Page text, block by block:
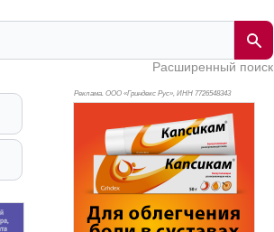
Расширенный поиск
Реклама. ООО «Гриндекс Рус», ИНН 7726548343